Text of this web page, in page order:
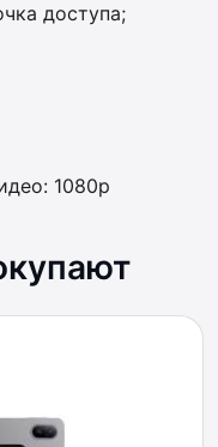
доступа;
1080p